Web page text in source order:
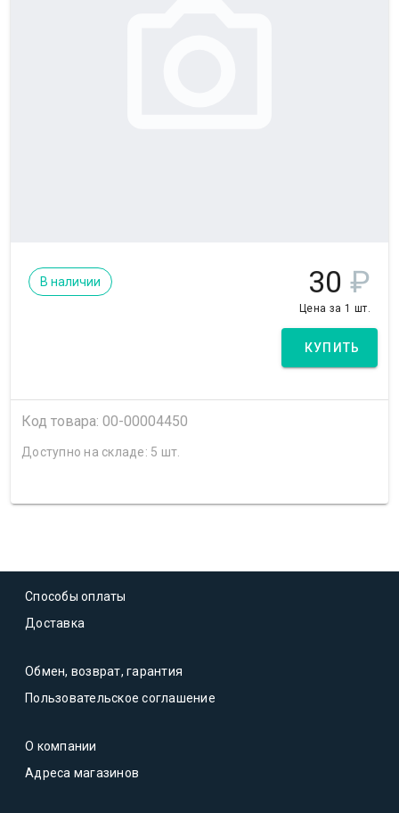
В наличии 30 ₽
Цена за 1 шт.
КУПИТЬ
Код товара: 00-00004450
Доступно на складе: 5 шт.
Способы оплаты
Доставка
Обмен, возврат, гарантия
Пользовательское соглашение
О компании
Адреса магазинов